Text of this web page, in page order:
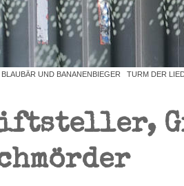
BLAUBÄR UND BANANENBIEGER TURM DER